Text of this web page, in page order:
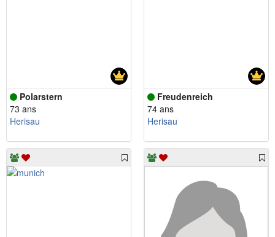
Polarstern
73 ans
Herisau
Freudenreich
74 ans
Herisau